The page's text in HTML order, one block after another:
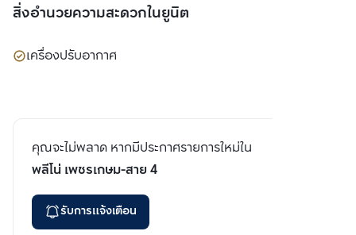
สิ่งอำนวยความสะดวกในยูนิต
เครื่องปรับอากาศ
คุณจะไม่พลาด หากมีประกาศรายการใหม่ใน
พลีโน่ เพชรเกษม-สาย 4
รับการแจ้งเตือน